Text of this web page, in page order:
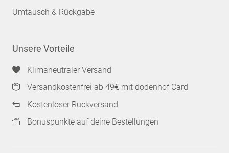
Umtausch & Rückgabe
Unsere Vorteile
Klimaneutraler Versand
Versandkostenfrei ab 49€ mit dodenhof Card
Kostenloser Rückversand
Bonuspunkte auf deine Bestellungen